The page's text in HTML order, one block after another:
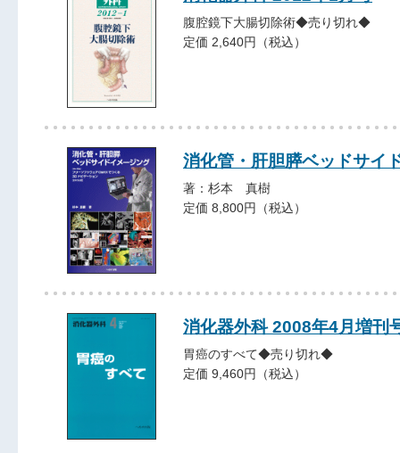
腹腔鏡下大腸切除術◆売り切れ◆
定価 2,640円（税込）
消化管・肝胆膵ベッドサイ
著：杉本 真樹
定価 8,800円（税込）
消化器外科 2008年4月増刊
胃癌のすべて◆売り切れ◆
定価 9,460円（税込）